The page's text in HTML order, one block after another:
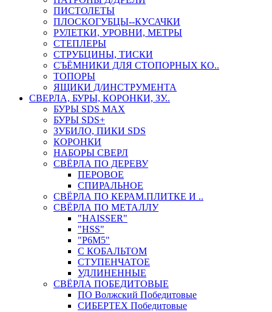
ПИСТОЛЕТЫ
ПЛОСКОГУБЦЫ--КУСАЧКИ
РУЛЕТКИ, УРОВНИ, МЕТРЫ
СТЕПЛЕРЫ
СТРУБЦИНЫ, ТИСКИ
СЪЁМНИКИ ДЛЯ СТОПОРНЫХ КО..
ТОПОРЫ
ЯЩИКИ Д/ИНСТРУМЕНТА
СВЕРЛА, БУРЫ, КОРОНКИ, ЗУ..
БУРЫ SDS MAX
БУРЫ SDS+
ЗУБИЛО, ПИКИ SDS
КОРОНКИ
НАБОРЫ СВЕРЛ
СВЁРЛА ПО ДЕРЕВУ
ПЕРОВОЕ
СПИРАЛЬНОЕ
СВЁРЛА ПО КЕРАМ.ПЛИТКЕ И ..
СВЁРЛА ПО МЕТАЛЛУ
"HAISSER"
"HSS"
"Р6М5"
С КОБАЛЬТОМ
СТУПЕНЧАТОЕ
УДЛИНЕННЫЕ
СВЁРЛА ПОБЕДИТОВЫЕ
ПО Волжский Победитовые
СИБЕРТЕХ Победитовые